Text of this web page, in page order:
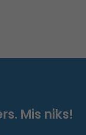
Mis niks!